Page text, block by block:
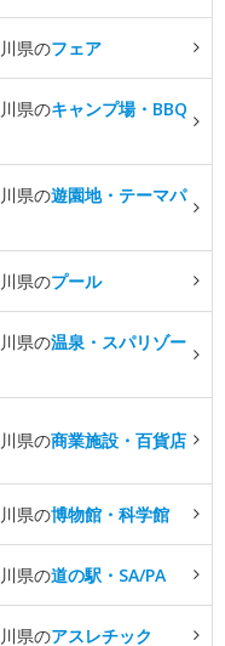
県のフェア
県のキャンプ場・BBQ
県の遊園地・テーマパ
県のプール
県の温泉・スパリゾー
県の商業施設・百貨店
県の博物館・科学館
県の道の駅・SA/PA
県のアスレチック